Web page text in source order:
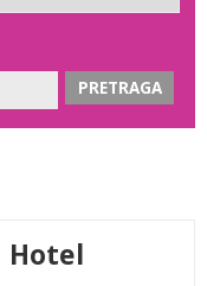
Hotel